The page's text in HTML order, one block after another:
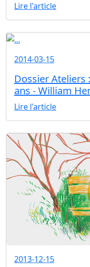
Lire l'article
2014-03-15
Dossier Ateliers
ans - William
Lire l'article
2013-12-15